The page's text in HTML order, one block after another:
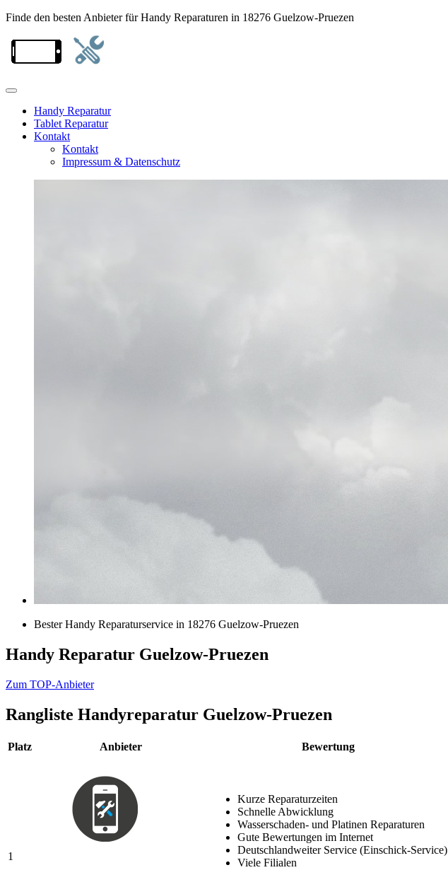
Finde den besten Anbieter für Handy Reparaturen in 18276 Guelzow-Pruezen
Handy Reparatur
Tablet Reparatur
Kontakt
Kontakt
Impressum & Datenschutz
Bester Handy Reparaturservice in 18276 Guelzow-Pruezen
Handy Reparatur Guelzow-Pruezen
Zum TOP-Anbieter
Rangliste Handyreparatur Guelzow-Pruezen
Platz Anbieter Bewertung
1
Kurze Reparaturzeiten
Schnelle Abwicklung
Wasserschaden- und Platinen Reparaturen
Gute Bewertungen im Internet
Deutschlandweiter Service (Einschick-Service)
Viele Filialen